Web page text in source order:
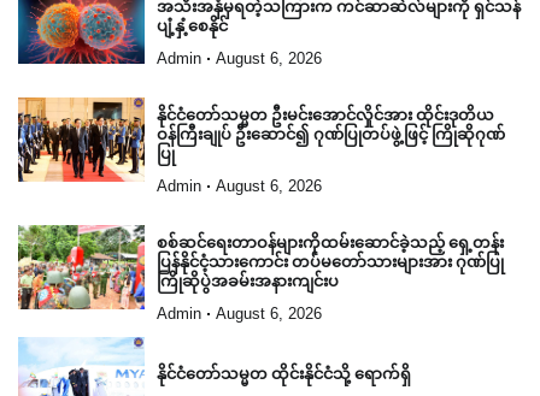
အသီးအနှံမှရတဲ့သကြားက ကင်ဆာဆဲလ်များကို ရှင်သန်
ပျံ့နှံ့စေနိုင်
Admin August 6, 2026
နိုင်ငံတော်သမ္မတ ဦးမင်းအောင်လှိုင်အား ထိုင်းဒုတိယ
ဝန်ကြီးချုပ် ဦးဆောင်၍ ဂုဏ်ပြုတပ်ဖွဲ့ဖြင့် ကြိုဆိုဂုဏ်
ပြု
Admin August 6, 2026
စစ်ဆင်ရေးတာဝန်များကိုထမ်းဆောင်ခဲ့သည့် ရှေ့တန်း
ပြန်နိုင်ငံ့သားကောင်း တပ်မတော်သားများအား ဂုဏ်ပြု
ကြိုဆိုပွဲအခမ်းအနားကျင်းပ
Admin August 6, 2026
နိုင်ငံတော်သမ္မတ ထိုင်းနိုင်ငံသို့ ရောက်ရှိ